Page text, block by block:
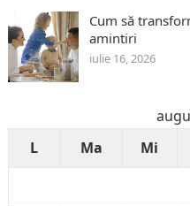
Cum să
amintiri
iulie 16, 2026
L
Ma Mi